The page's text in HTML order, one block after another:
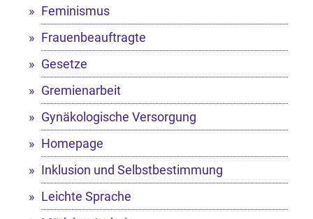
Feminismus
Frauenbeauftragte
Gesetze
Gremienarbeit
Gynäkologische Versorgung
Homepage
Inklusion und Selbstbestimmung
Leichte Sprache